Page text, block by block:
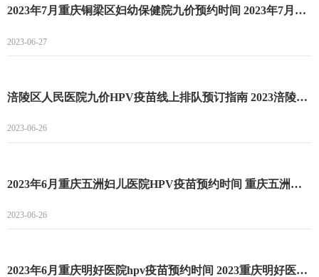
2023年7月重庆铜梁区妇幼保健院九价预约时间 2023年7月重庆铜梁区妇幼保健院九价预约流程
2023-06-27
涪陵区人民医院九价HPV疫苗线上排队预订指南 2023涪陵区人民医院九价HPV疫苗预约流程
2023-06-26
2023年6月重庆五洲妇儿医院HPV疫苗预约时间 重庆五洲妇儿医院HPV疫苗预约流程
2023-06-26
2023年6月重庆明好医院hpv疫苗预约时间 2023重庆明好医院hpv疫苗预约流程